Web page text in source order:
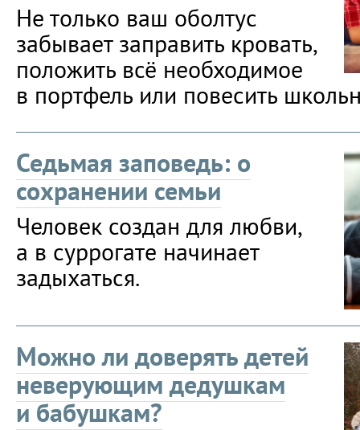
Не только ваш оболтус
забывает заправить кровать,
положить всё необходимое
в портфель или повесить
Седьмая заповедь: о
сохранении семьи
Человек создан для любви,
а в суррогате начинает
задыхаться.
Можно ли доверять детей
неверующим дедушкам
и бабушкам?